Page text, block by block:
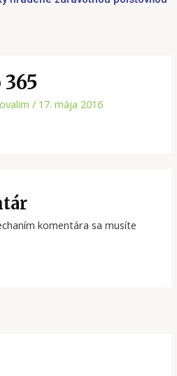
/ 17. mája 2016
komentára sa musíte